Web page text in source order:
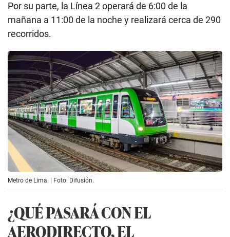
Por su parte, la Línea 2 operará de 6:00 de la
mañana a 11:00 de la noche y realizará cerca de 290
recorridos.
Metro de Lima. | Foto: Difusión.
¿QUÉ PASARÁ CON EL
AERODIRECTO, EL